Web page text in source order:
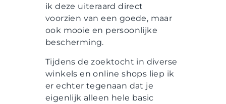
ik deze uiteraard direct
voorzien van een goede, maar
ook mooie en persoonlijke
bescherming.
Tijdens de zoektocht in diverse
winkels en online shops liep ik
er echter tegenaan dat je
eigenlijk alleen hele basic